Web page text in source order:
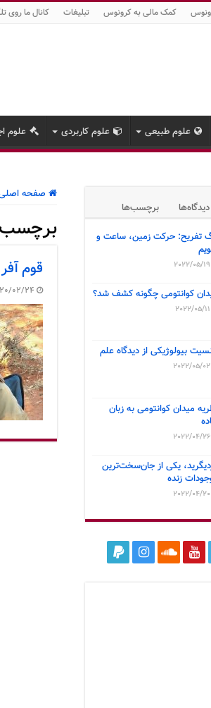
کمک مالی به کرونوس تبلیغات کانال ما روی
علوم طبیعی علوم کاربردی علوم
صفحه
برچسب
قوم
02/24
دیدگاه‌ها برچسب‌ها
تفریح: حرکت زمین، ساعت و
2022/05/19
کوانتومی چگونه کشف شد؟
2022/05/11
بیولوژیکی از دیدگاه علم
2022/05/02
میدان کوانتومی به زبان
2022/04/26
یکی از جان‌سخت‌ترین
زنده
2022/04/20